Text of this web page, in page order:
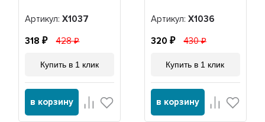
Артикул:Х1037
318 428
Купить в 1 клик
в корзину
Артикул: Х1036
320 430
Купить в 1 клик
в корзину